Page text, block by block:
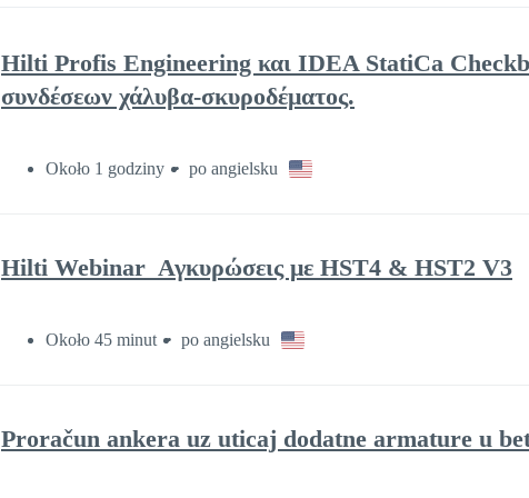
Hilti Profis Engineering και IDEA StatiCa
συνδέσεων χάλυβα-σκυροδέματος.
Około 1 godziny po angielsku
Hilti Webinar_Αγκυρώσεις με HST4 & HST2 V3
Około 45 minut po angielsku
Proračun ankera uz uticaj dodatne armature u